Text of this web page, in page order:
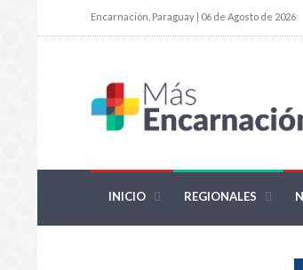
Encarnación, Paraguay | 06 de Agosto de 2026
INICIO REGIONALES